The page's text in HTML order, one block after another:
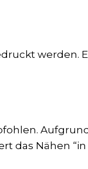
werden.
Nähen